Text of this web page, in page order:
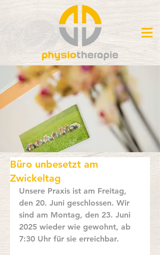
Büro unbesetzt am
Zwickeltag
Unsere Praxis ist am Freitag,
den 20. Juni geschlossen. Wir
sind am Montag, den 23. Juni
2025 wieder wie gewohnt, ab
7:30 Uhr für sie erreichbar.